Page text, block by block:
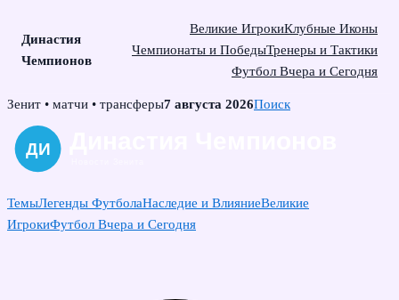
Династия
Чемпионов
Великие ИгрокиКлубные Иконы
Чемпионаты и ПобедыТренеры и Тактики
Футбол Вчера и Сегодня
Skip
content
Зенит • матчи • трансферы7 августа 2026Поиск
ТемыЛегенды ФутболаНаследие и ВлияниеВеликие
ИгрокиФутбол Вчера и Сегодня